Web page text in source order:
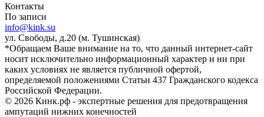
Контакты
По записи
info@kink.su
ул. Свободы, д.20 (м. Тушинская)
*Обращаем Ваше внимание на то, что данный интернет-сайт
носит исключительно информационный характер и ни при
каких условиях не является публичной офертой,
определяемой положениями Статьи 437 Гражданского кодекса
Российской Федерации.
© 2026 Кинк.рф - экспертные решения для предотвращения
ампутаций нижних конечностей